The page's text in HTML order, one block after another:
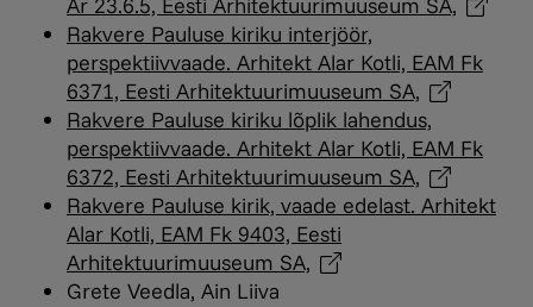
Ar 23.6.5, Eesti Arhitektuurimuuseum SA,
Rakvere Pauluse kiriku interjöör,
perspektiivvaade. Arhitekt Alar Kotli, EAM Fk
6371, Eesti Arhitektuurimuuseum SA,
Rakvere Pauluse kiriku lõplik lahendus,
perspektiivvaade. Arhitekt Alar Kotli, EAM Fk
6372, Eesti Arhitektuurimuuseum SA,
Rakvere Pauluse kirik, vaade edelast. Arhitekt
Alar Kotli, EAM Fk 9403, Eesti
Arhitektuurimuuseum SA,
Grete Veedla, Ain Liiva